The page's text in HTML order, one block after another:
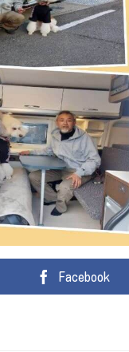
Facebook